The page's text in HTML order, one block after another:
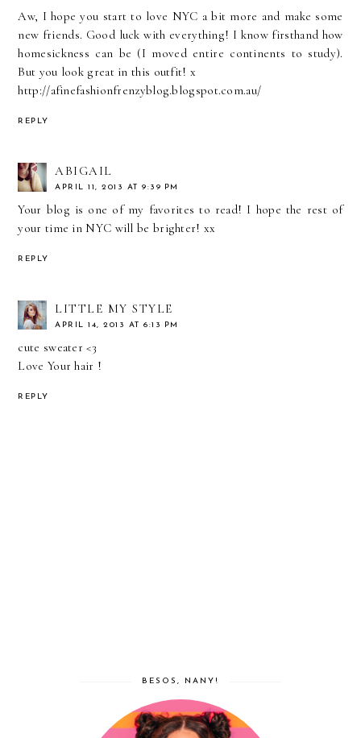
Aw, I hope you start to love NYC a bit more and make some
new friends. Good luck with everything! I know firsthand how
homesickness can be (I moved entire continents to study).
But you look great in this outfit! x
http://afinefashionfrenzyblog.blogspot.com.au/
REPLY
ABIGAIL
APRIL 11, 2013 AT 9:39 PM
Your blog is one of my favorites to read! I hope the rest of
your time in NYC will be brighter! xx
REPLY
LITTLE MY STYLE
APRIL 14, 2013 AT 6:13 PM
cute sweater <3
Love Your hair !
REPLY
BESOS, NANY!